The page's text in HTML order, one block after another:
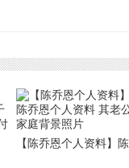
【陈乔恩个人资料】陈